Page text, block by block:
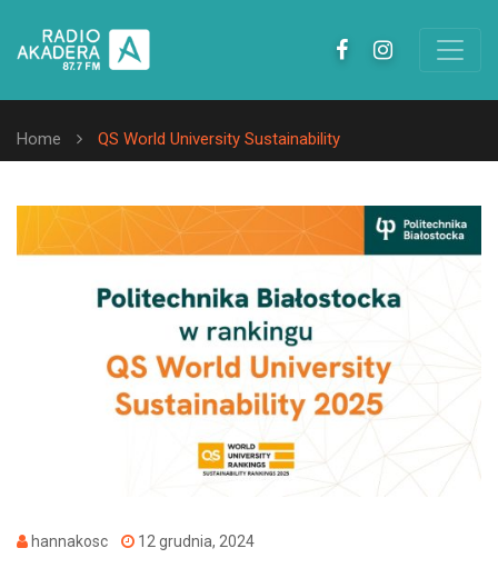
Home QS World University Sustainability
hannakosc 12 grudnia, 2024